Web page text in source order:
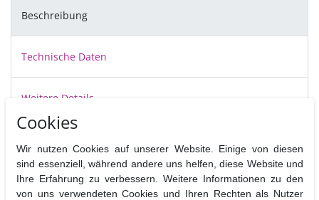
Beschreibung
Technische Daten
Weitere Details
denn damit zaubern Sie schnell und ohne viel Aufwand immer wieder
neue Muster direkt auf die Torte, auf Schleifen, Cutouts und Aufleger.
Cookies
Wir nutzen Cookies auf unserer Website. Einige von diesen
sind essenziell, während andere uns helfen, diese Website und
Ihre Erfahrung zu verbessern. Weitere Informationen zu den
von uns verwendeten Cookies und Ihren Rechten als Nutzer